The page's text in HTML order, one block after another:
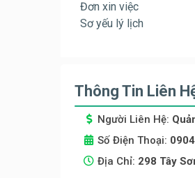
Đơn xin việc
Sơ yếu lý lịch
Thông Tin Liên
Người Liên Hệ:
Số Điện Thoại:
Địa Chỉ: 298 Tây